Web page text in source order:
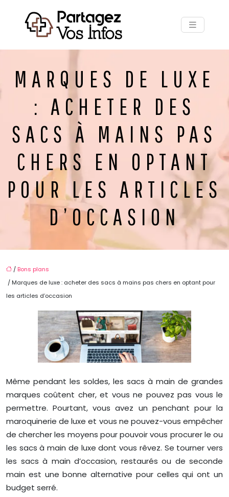
MARQUES DE LUXE
: ACHETER DES
SACS À MAINS PAS
CHERS EN OPTANT
POUR LES ARTICLES
D’OCCASION
/ Bons plans
/ Marques de luxe : acheter des sacs à mains pas chers en optant pour
les articles d’occasion
Même pendant les soldes, les sacs à main de grandes
marques coûtent cher, et vous ne pouvez pas vous le
permettre. Pourtant, vous avez un penchant pour la
maroquinerie de luxe et vous ne pouvez-vous empêcher
de chercher les moyens pour pouvoir vous procurer le ou
les sacs à main de luxe dont vous rêvez. Se tourner vers
les sacs à main d’occasion, restaurés ou de seconde
main est une bonne alternative pour celles qui ont un
budget serré.